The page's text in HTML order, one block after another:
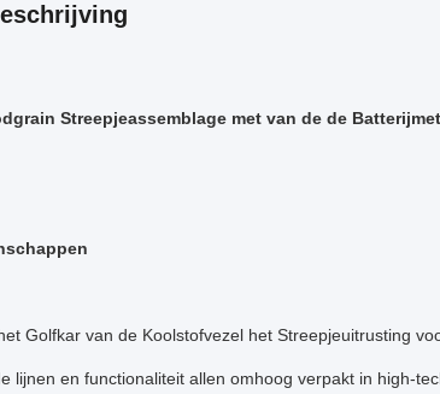
Streepjeassemblage met van de de
Golfkar van de Koolstofvezel het Streepjeuitrusting
lijnen en functionaliteit allen omhoog verpakt in high-